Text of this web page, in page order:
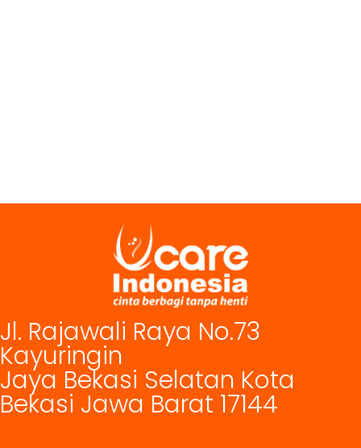
Jl. Rajawali Raya No.73
Kayuringin
Jaya Bekasi Selatan Kota
Bekasi Jawa Barat 17144